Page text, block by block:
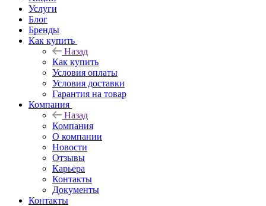
Услуги
Блог
Бренды
Как купить
Назад
Как купить
Условия оплаты
Условия доставки
Гарантия на товар
Компания
Назад
Компания
О компании
Новости
Отзывы
Карьера
Контакты
Документы
Контакты